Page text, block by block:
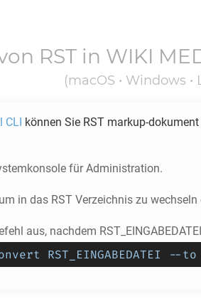
RST in WIKI
(macOS • Windows •
CLI können Sie RST markup-
für Administration.
in das RST Verzeichnis zu
aus, nachdem
RST_EINGABEDATEI --